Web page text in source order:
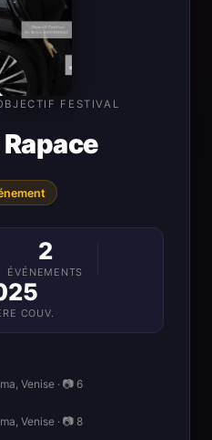
FESTIVAL
2
ÉVÉNEMENTS
COUV.
Venise · 📷 6
Venise · 📷 8